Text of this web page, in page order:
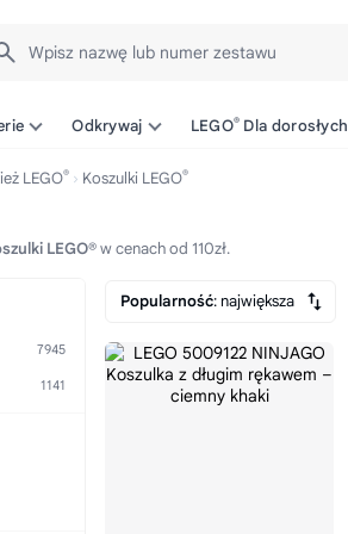
Wpisz nazwę lub numer zestawu
Odkrywaj LEGO® Dla dorosłych
LEGO® Koszulki LEGO®
LEGO®w cenach od 110zł.
Popularność: największa